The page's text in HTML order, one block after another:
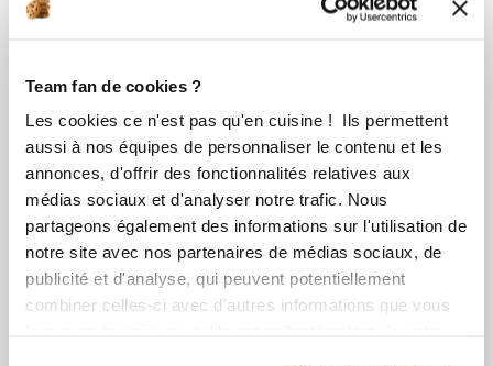
Team fan de cookies ?
Les cookies ce n'est pas qu'en cuisine ! Ils permettent
aussi à nos équipes de personnaliser le contenu et les
annonces, d'offrir des fonctionnalités relatives aux
médias sociaux et d'analyser notre trafic. Nous
partageons également des informations sur l'utilisation de
notre site avec nos partenaires de médias sociaux, de
publicité et d'analyse, qui peuvent potentiellement
combiner celles-ci avec d'autres informations que vous